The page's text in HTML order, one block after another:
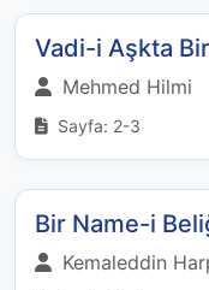
Vadi-i Aşkta
Mehmed Hilmi
Sayfa: 2-3
Bir Name-i
Kemaleddin